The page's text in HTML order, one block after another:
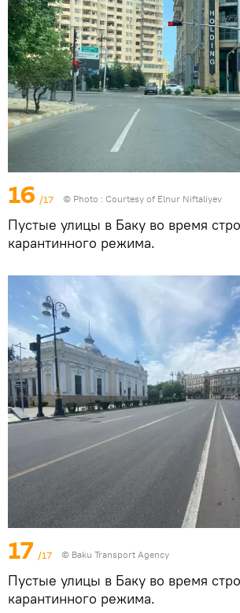
16 /17 © Photo : Courtesy of Elnur Niftaliyev
Пустые улицы в Баку во время
карантинного режима.
17 /17 © Baku Transport Agency
Пустые улицы в Баку во время
карантинного режима.